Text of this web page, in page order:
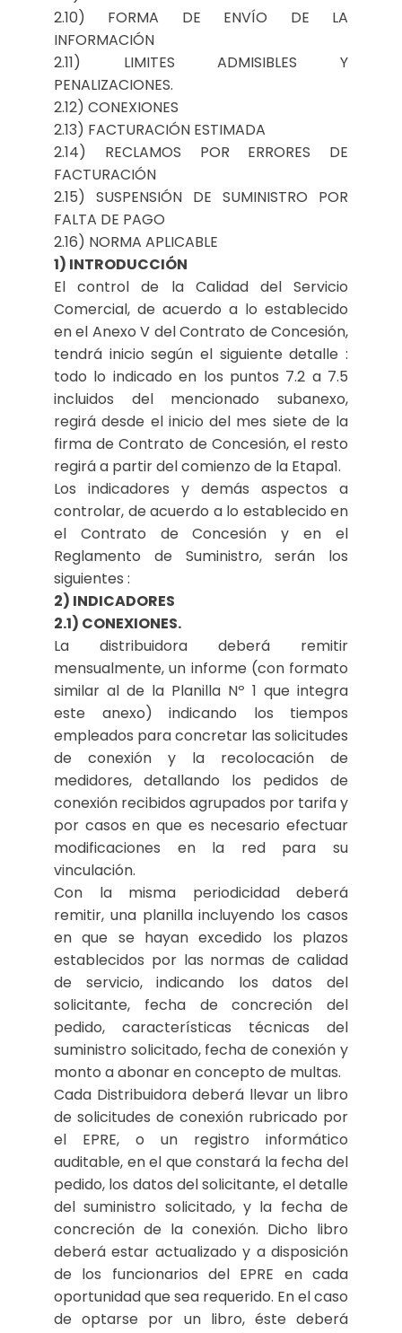
2.10) FORMA DE ENVÍO DE LA
INFORMACIÓN
2.11) LIMITES ADMISIBLES Y
PENALIZACIONES.
2.12) CONEXIONES
2.13) FACTURACIÓN ESTIMADA
2.14) RECLAMOS POR ERRORES DE
FACTURACIÓN
2.15) SUSPENSIÓN DE SUMINISTRO POR
FALTA DE PAGO
2.16) NORMA APLICABLE
1) INTRODUCCIÓN
El control de la Calidad del Servicio
Comercial, de acuerdo a lo establecido
en el Anexo V del Contrato de Concesión,
tendrá inicio según el siguiente detalle :
todo lo indicado en los puntos 7.2 a 7.5
incluidos del mencionado subanexo,
regirá desde el inicio del mes siete de la
firma de Contrato de Concesión, el resto
regirá a partir del comienzo de la Etapa1.
Los indicadores y demás aspectos a
controlar, de acuerdo a lo establecido en
el Contrato de Concesión y en el
Reglamento de Suministro, serán los
siguientes :
2) INDICADORES
2.1) CONEXIONES.
La distribuidora deberá remitir
mensualmente, un informe (con formato
similar al de la Planilla Nº 1 que integra
este anexo) indicando los tiempos
empleados para concretar las solicitudes
de conexión y la recolocación de
medidores, detallando los pedidos de
conexión recibidos agrupados por tarifa y
por casos en que es necesario efectuar
modificaciones en la red para su
vinculación.
Con la misma periodicidad deberá
remitir, una planilla incluyendo los casos
en que se hayan excedido los plazos
establecidos por las normas de calidad
de servicio, indicando los datos del
solicitante, fecha de concreción del
pedido, características técnicas del
suministro solicitado, fecha de conexión y
monto a abonar en concepto de multas.
Cada Distribuidora deberá llevar un libro
de solicitudes de conexión rubricado por
el EPRE, o un registro informático
auditable, en el que constará la fecha del
pedido, los datos del solicitante, el detalle
del suministro solicitado, y la fecha de
concreción de la conexión. Dicho libro
deberá estar actualizado y a disposición
de los funcionarios del EPRE en cada
oportunidad que sea requerido. En el caso
de optarse por un libro, éste deberá